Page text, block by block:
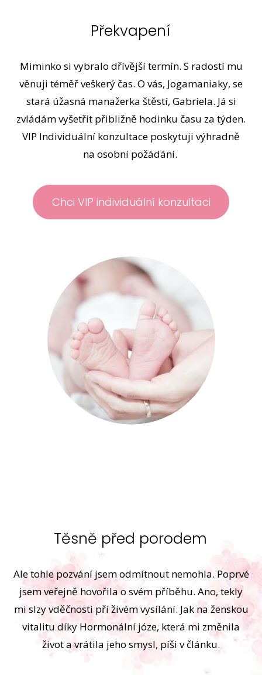
Překvapení
Miminko si vybralo dřívější termín. S radostí mu
věnuji téměř veškerý čas. O vás, Jogamaniaky, se
stará úžasná manažerka štěstí, Gabriela. Já si
zvládám vyšetřit přibližně hodinku času za týden.
VIP Individuální konzultace poskytuji výhradně
na osobní požádání.
Chci VIP individuální konzultaci
Těsně před porodem
Ale tohle pozvání jsem odmítnout nemohla. Poprvé
jsem veřejně hovořila o svém příběhu. Ano, tekly
mi slzy vděčnosti při živém vysílání. Jak na ženskou
vitalitu díky Hormonální józe, která mi změnila
život a vrátila jeho smysl, píši v článku.